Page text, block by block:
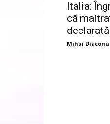
Italia:
că
Mihai Diaconu